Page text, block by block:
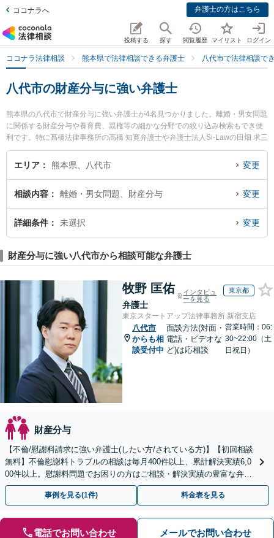
ココナラへ 弁護士の方はこちら
投稿する 探す 閲覧履歴 マイリスト ログイン
ココナラ法律相談 熊本県で法律相談できる弁護士 八代市で法律相談で
八代市の財産分与に強い弁護士
熊本県の八代市で財産分与に強い弁護士が4名見つかりました。離婚・男女問題
に関係する財産分与や養育費、親権等の細かな分野での絞り込み検索もでき便
利です。特に髙橋法律事務所の髙橋 知寛弁護士や弁護士法人Si-Lawの田畑 求三
弁護士、弁護士法人Si-Lawの吉田 香織弁護士のプロフィール情報や弁護士費
用、強みなどが注目されています。『八代市で土日や夜間に発生した財産分与
る八代市内の弁護士に相談予約したい』などでお困りの相談者さんにおすすめ
です。
エリア 熊本県、八代市 変更
相談内容 離婚・男女問題、財産分与 変更
詳細条件 未選択 変更
財産分与に強い八代市から相談可能な弁護士
牧野 匡佑
弁護士
インタビュ
ーを見る
東京都
東京スタートアップ法律事務所 新宿支店
八代市
からも相
談受付中
面談方法(対面・
電話・ビデオな
ど)は応相談
営業時間：06:
30~22:00（土
日祝日）
財産分与
【不倫/慰謝料請求に強い弁護士(したい方/されている方)】【初回相談
無料】不倫慰謝料トラブルの相談は毎月400件以上、累計解決実績6,0
00件以上。慰謝料問題でお困りの方はご相談・解決実績の豊富な弁護
士による無料相談をご利用ください。
事例を見る(1件) 料金表を見る
電話でお問い合わせ メールでお問い合わせ